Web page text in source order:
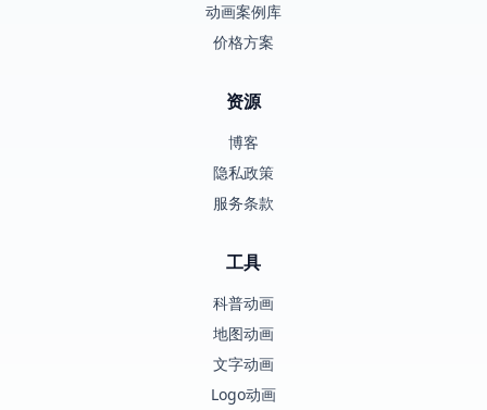
动画案例库
价格方案
资源
博客
隐私政策
服务条款
工具
科普动画
地图动画
文字动画
Logo动画